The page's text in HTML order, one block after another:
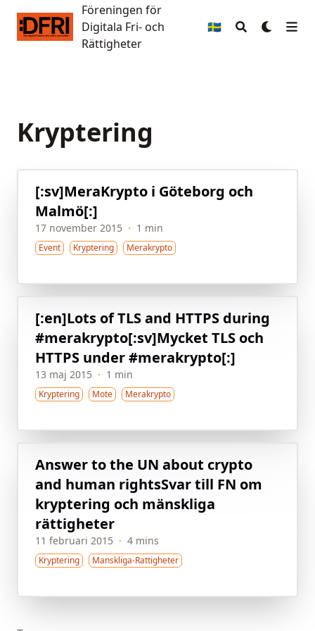
Föreningen för Digitala Fri- och Rättigheter
Föreningen för
Digitala Fri- och
Rättigheter
🇸🇪
Kryptering
[:sv]MeraKrypto i Göteborg och
Malmö[:]
17 november 2015 · 1 min
Event Kryptering Merakrypto
[:en]Lots of TLS and HTTPS during
#merakrypto[:sv]Mycket TLS och
HTTPS under #merakrypto[:]
13 maj 2015 · 1 min
Kryptering Mote Merakrypto
Answer to the UN about crypto
and human rightsSvar till FN om
kryptering och mänskliga
rättigheter
11 februari 2015 · 4 mins
Kryptering Manskliga-Rattigheter